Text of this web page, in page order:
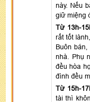
này. Nếu
giữ miệng
Từ 13h-
rất tốt
Buôn
nhà. Phụ
đều hòa
đình đều
Từ 15h-
tài thì